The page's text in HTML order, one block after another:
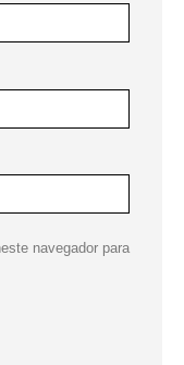
navegador para